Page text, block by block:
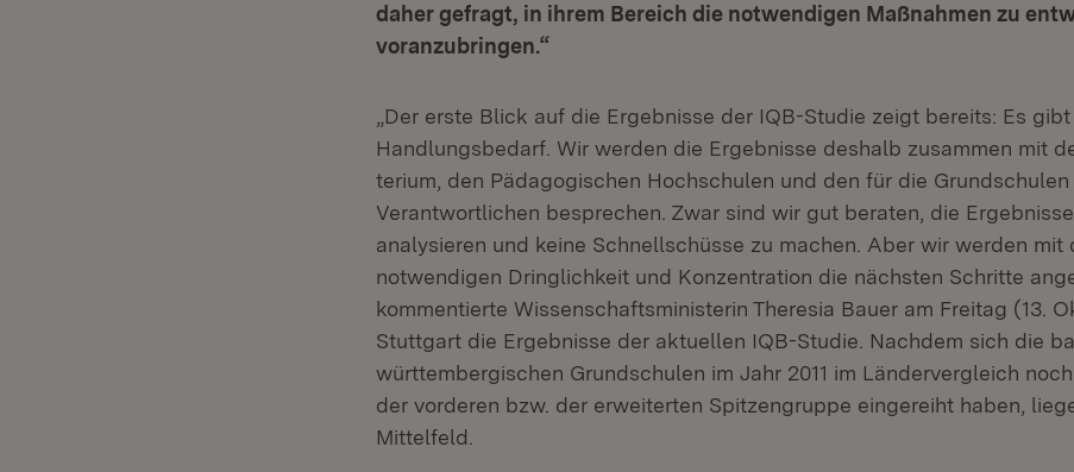
daher gefragt, in ihrem Bereich die notwendigen Maßnahmen zu
voranzubringen.“
„Der erste Blick auf die Ergebnisse der IQB-Studie zeigt bereits: Es
Handlungs­bedarf. Wir werden die Ergebnisse deshalb zusammen mit
te­rium, den Pädagogischen Hochschulen und den für die Grund­schulen
Verantwortlichen besprechen. Zwar sind wir gut beraten, die
analysieren und keine Schnell­schüsse zu machen. Aber wir werden mit
notwendigen Dringlichkeit und Konzentration die nächsten Schritte
kommentierte Wissenschaftsministerin Theresia Bauer am Freitag (13.
Stuttgart die Ergebnisse der aktuellen IQB-Studie. Nachdem sich die
württembergischen Grundschulen im Jahr 2011 im Ländervergleich
der vorderen bzw. der erweiterten Spitzengruppe eingereiht haben,
Mittelfeld.